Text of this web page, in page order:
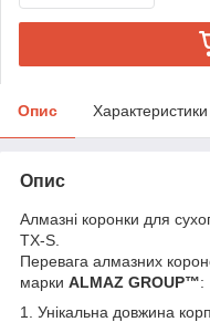
Опис Характеристики
Опис
Алмазні коронки для
TX-S.
Перевага алмазних
марки ALMAZ GROUP™:
1. Унікальна довжина